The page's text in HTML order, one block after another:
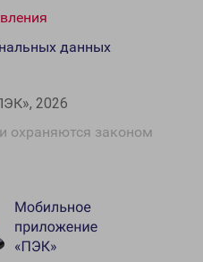
2026
охраняются законом
данных